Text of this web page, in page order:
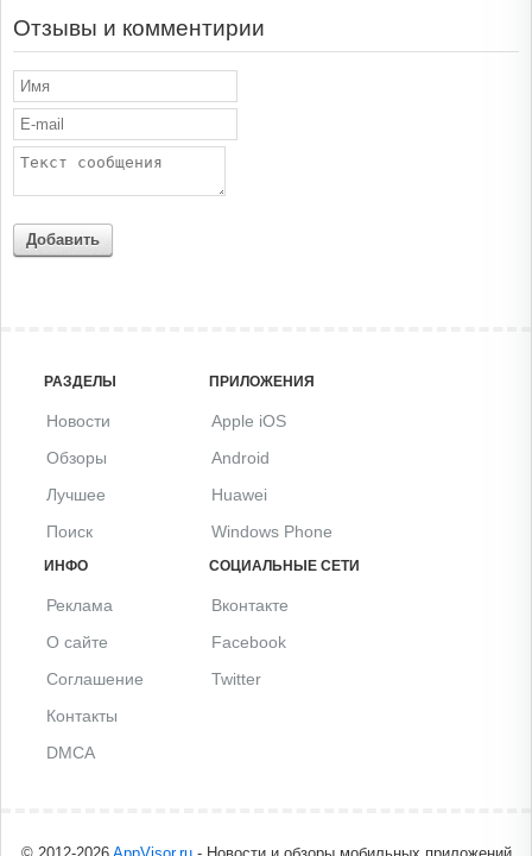
Отзывы и комментирии
Добавить
РАЗДЕЛЫ
Новости
Обзоры
Лучшее
Поиск
ПРИЛОЖЕНИЯ
Apple iOS
Android
Huawei
Windows Phone
ИНФО
Реклама
О сайте
Соглашение
Контакты
DMCA
СОЦИАЛЬНЫЕ СЕТИ
Вконтакте
Facebook
Twitter